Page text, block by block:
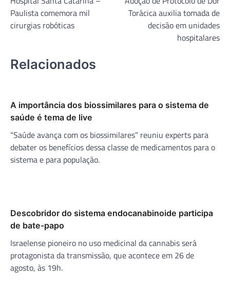
de
Post
Paulista comemora mil
cirurgias robóticas
Torácica auxilia tomada de
decisão em unidades
hospitalares
Relacionados
A importância dos biossimilares para o sistema de
saúde é tema de live
“Saúde avança com os biossimilares” reuniu experts para
debater os benefícios dessa classe de medicamentos para o
sistema e para população.
Descobridor do sistema endocanabinoide participa
de bate-papo
Israelense pioneiro no uso medicinal da cannabis será
protagonista da transmissão, que acontece em 26 de
agosto, às 19h.